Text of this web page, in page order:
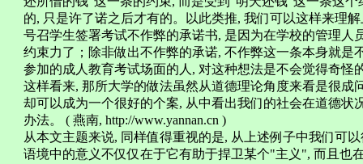
的, 只是许了诺之后才有的。以此类推, 我们可以这样来理
号召学生签署考试不作弊的承诺书, 是因为在学校的管理人
约束力了；除非做出不作弊的承诺, 不作弊这一条本身就是
参加的成人教育考试场面的人, 对这种想法是不会觉得奇怪
这样看来, 那所大学的做法虽然从道德理论角度来看是很成
却可以成为一个很好的个案, 从中看出我们的社会在道德状
办法。 ( 燕南, http://www.yannan.cn )
从本文主题来说, 同样值得重视的是, 从上述例子中我们可
语境中的意义不仅仅在于它有助于捍卫某个"主义", 而且也